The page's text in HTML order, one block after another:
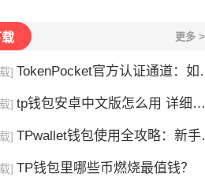
更多 >
] TokenPocket官方认证通道：如何找到真正的官方渠道
] tp钱包安卓中文版怎么用 详细安装教程
] TPwallet钱包使用全攻略：新手也能快速上手掌握
] TP钱包里哪些币燃烧最值钱？